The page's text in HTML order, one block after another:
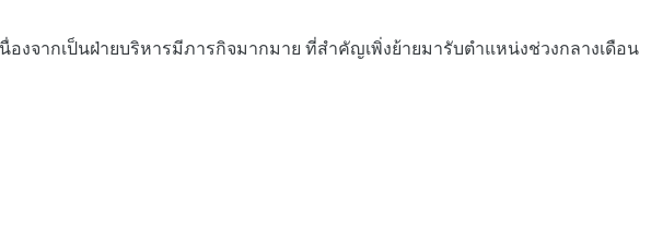
ากเป็นฝ่ายบริหารมีภารกิจมากมาย ที่สำคัญเพิ่งย้ายมารับตำแหน่งช่วงกลางเดือน